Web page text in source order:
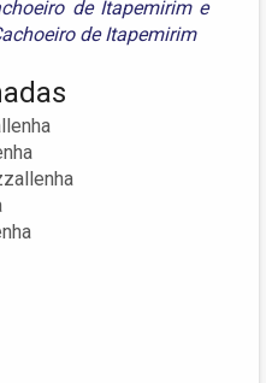
de Itapemirime
de Itapemirim